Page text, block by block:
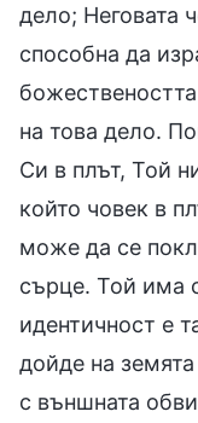
дело; Неговата
способна да
на това дело.
Си в плът, Той
който човек в
може да се
сърце. Той има
идентичност е
дойде на
с външната